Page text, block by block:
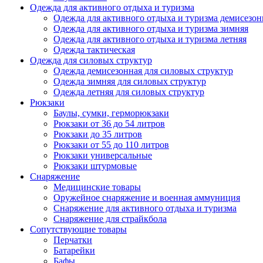
Одежда для активного отдыха и туризма
Одежда для активного отдыха и туризма
Одежда для активного отдыха и туризма зимняя
Одежда для активного отдыха и туризма летняя
Одежда тактическая
Одежда для силовых структур
Одежда демисезонная для силовых структур
Одежда зимняя для силовых структур
Одежда летняя для силовых структур
Рюкзаки
Баулы, сумки, герморюкзаки
Рюкзаки от 36 до 54 литров
Рюкзаки до 35 литров
Рюкзаки от 55 до 110 литров
Рюкзаки универсальные
Рюкзаки штурмовые
Снаряжение
Медицинские товары
Оружейное снаряжение и военная аммуниция
Снаряжение для активного отдыха и туризма
Снаряжение для страйкбола
Сопутствующие товары
Перчатки
Батарейки
Бафы